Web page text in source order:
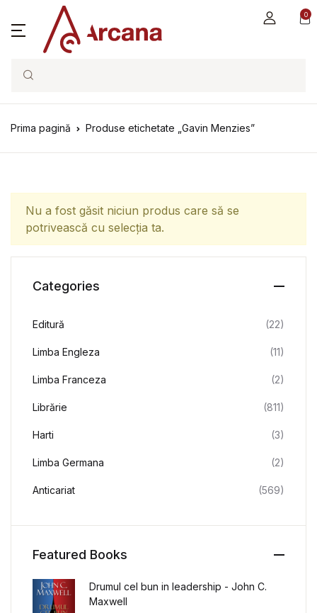
0
Search
Prima pagină Produse etichetate „Gavin Menzies”
Nu a fost găsit niciun produs care să se
potrivească cu selecția ta.
Categories
Editură (22)
Limba Engleza (11)
Limba Franceza (2)
Librărie (811)
Harti (3)
Limba Germana (2)
Anticariat (569)
Featured Books
Drumul cel bun in leadership - John C.
Maxwell